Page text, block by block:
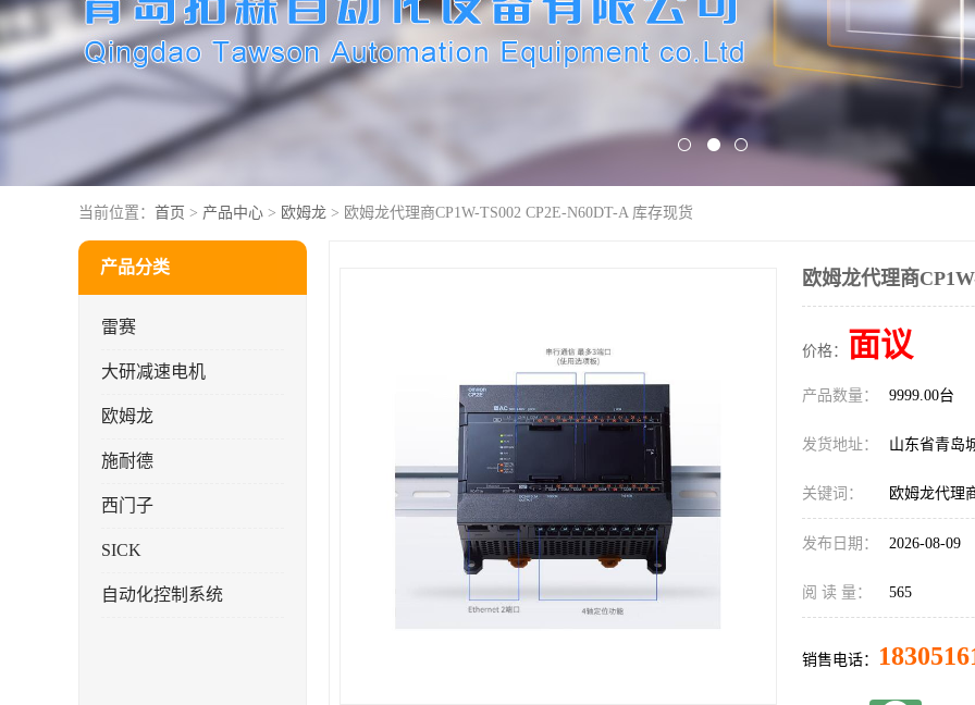
当前位置： 首页 > 产品中心 > 欧姆龙 > 欧姆龙代理商CP1W-TS002 CP2E-N60DT-A 库存现货
产品分类
雷赛
大研减速电机
欧姆龙
施耐德
西门子
SICK
自动化控制系统
欧姆龙代理商
价格： 面议
产品数量： 9999.00台
发货地址： 山东省青岛
关键词： 欧姆龙代理
发布日期： 2026-08-09
阅 读 量： 565
销售电话：